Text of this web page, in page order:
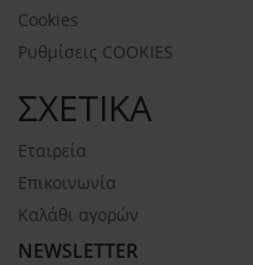
Cookies
Ρυθμίσεις COOKIES
ΣΧΕΤΙΚΑ
Εταιρεία
Επικοινωνία
Καλάθι αγορών
NEWSLETTER